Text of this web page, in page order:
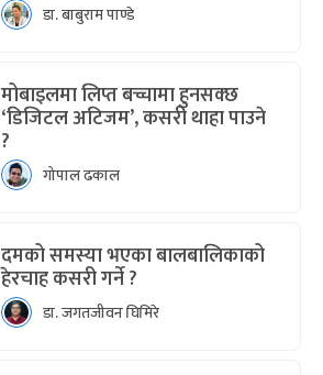
डा. बाबुराम पाण्डे
मोबाइलमा लिप्त बच्चामा हुनसक्छ
‘डिजिटल अटिजम’, कसरी थाहा पाउने
?
गोपाल ढकाल
दमको समस्या भएका बालबालिकाको
हेरचाह कसरी गर्ने ?
डा. जगतजीवन घिमिरे